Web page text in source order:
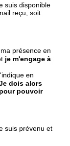
suis disponible
reçu, soit
présence en
je m'engage à
en
dois alors
pouvoir
suis prévenu et